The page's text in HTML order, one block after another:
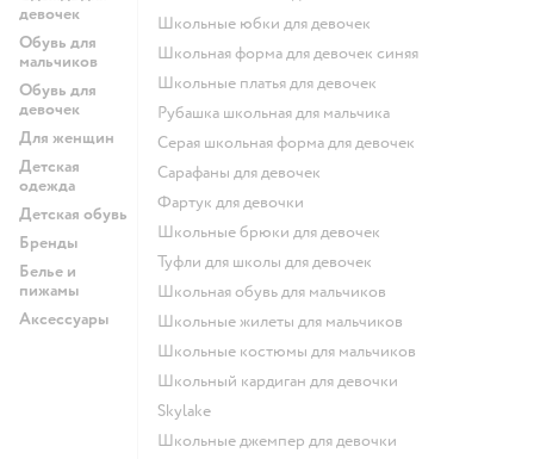
девочек
Обувь для
мальчиков
Обувь для
девочек
Для женщин
Детская
одежда
Детская обувь
Бренды
Белье и
пижамы
Аксессуары
Школьные юбки для девочек
Школьная форма для девочек синяя
Школьные платья для девочек
Рубашка школьная для мальчика
Серая школьная форма для девочек
Сарафаны для девочек
Фартук для девочки
Школьные брюки для девочек
Туфли для школы для девочек
Школьная обувь для мальчиков
Школьные жилеты для мальчиков
Школьные костюмы для мальчиков
Школьный кардиган для девочки
Skylake
Школьные джемпер для девочки